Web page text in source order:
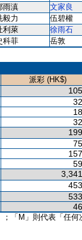
雨滇 文家良
毅力 伍碧權
利萊 徐雨石
科菲
岳敦
派彩 (HK$)
「M」則代表「任何